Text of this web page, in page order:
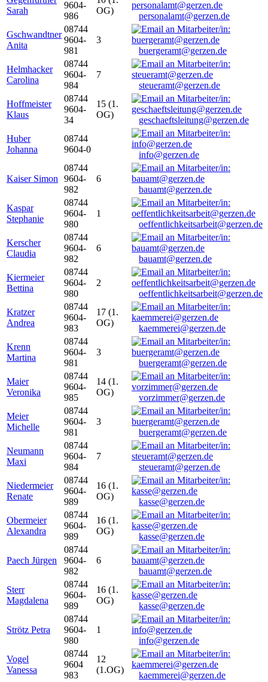
Sarah
9604-
986
OG)
personalamt@gerzen.de
Gschwandtner
Anita
08744
9604-
981
3
buergeramt@gerzen.de
Helmhacker
Carolina
08744
9604-
984
7
steueramt@gerzen.de
Hoffmeister
Klaus
08744
9604-
34
15 (1.
OG)
geschaeftsleitung@gerzen.de
Huber
Johanna
08744
9604-0
info@gerzen.de
Kaiser Simon
08744
9604-
982
6
bauamt@gerzen.de
Kaspar
Stephanie
08744
9604-
980
1
oeffentlichkeitsarbeit@gerzen.de
Kerscher
Claudia
08744
9604-
982
6
bauamt@gerzen.de
Kiermeier
Bettina
08744
9604-
980
2
oeffentlichkeitsarbeit@gerzen.de
Kratzer
Andrea
08744
9604-
983
17 (1.
OG)
kaemmerei@gerzen.de
Krenn
Martina
08744
9604-
981
3
buergeramt@gerzen.de
Maier
Veronika
08744
9604-
985
14 (1.
OG)
vorzimmer@gerzen.de
Meier
Michelle
08744
9604-
981
3
buergeramt@gerzen.de
Neumann
Maxi
08744
9604-
984
7
steueramt@gerzen.de
Niedermeier
Renate
08744
9604-
989
16 (1.
OG)
kasse@gerzen.de
Obermeier
Alexandra
08744
9604-
989
16 (1.
OG)
kasse@gerzen.de
Paech Jürgen
08744
9604-
982
6
bauamt@gerzen.de
Sterr
Magdalena
08744
9604-
989
16 (1.
OG)
kasse@gerzen.de
Strötz Petra
08744
9604-
980
1
info@gerzen.de
Vogel
Vanessa
08744
9604
983
12
(1.OG)
kaemmerei@gerzen.de